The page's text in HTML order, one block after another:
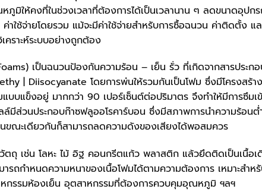
มิให้คงที่ในช่วงเวลาที่ต้องการได้เป็นเวลานาน ๆ ลดขนาดอุปก
ใช้จ่ายโดยรวม แม้จะมีค่าใช้จ่ายสำหรับการซื้อฉนวน ค่าติดตั้ง แล
คราะห์ระบบอย่างถูกต้อง
เป็นฉนวนป้องกันความร้อน – เย็น รั่ว ที่เกิดจากสารประก
| Diisocyanate โดยการพ่นให้รวมกันเป็นโฟม ซึ่งมีโครงสร้าง
บแข็งอยู่ มากกว่า 90 เปอร์เซ็นต์ต่อปริมาตร จึงทำให้มีการซึมเข้
ล์มีส่วนประกอบก๊าซฟลูออโรคาร์บอน ซึ่งมีสภาพการนำความร้อนต่
ขณะเดียวกันก็สามารถลดความดังของเสียงได้พอสมควร
ถุ เช่น โลหะ ไม้ อิฐ คอนกรีตแก้ว พลาสติก แล้วยึดติดเป็นเนื้อเ
ถกำหนดความหนาของเนื้อโฟมได้ตามความต้องการ เหมาะสำห
กรรมห้องเย็น อุตสาหกรรมที่ต้องการควบคุมอุณหภูมิ ฯลฯ